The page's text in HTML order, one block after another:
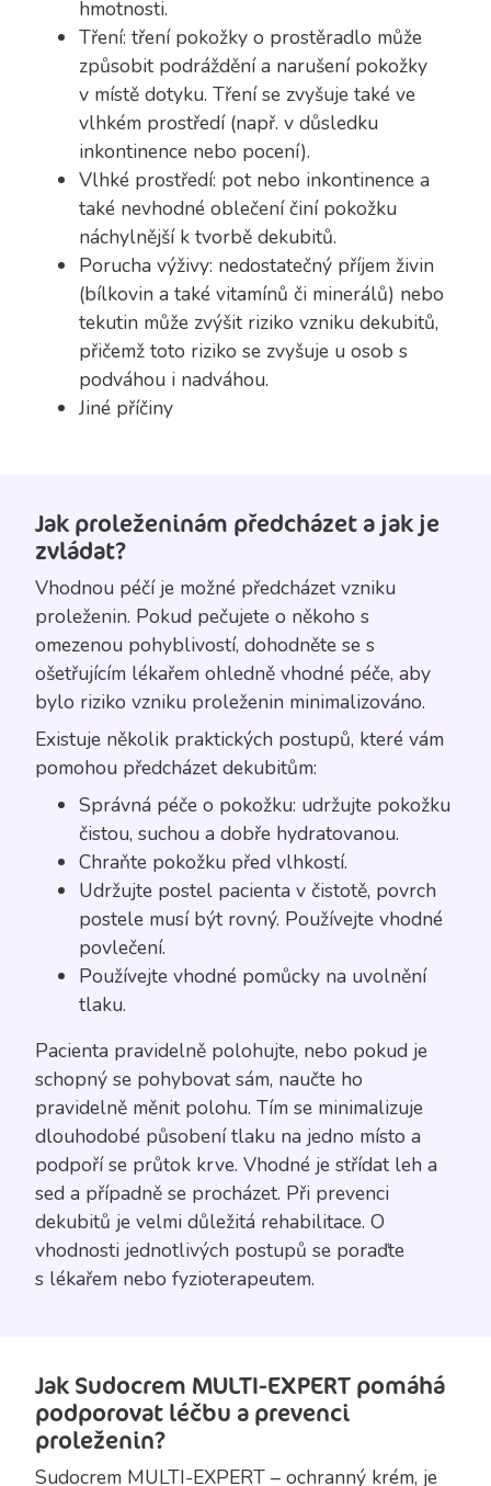
hmotnosti.
Tření: tření pokožky o prostěradlo může
způsobit podráždění a narušení pokožky
v místě dotyku. Tření se zvyšuje také ve
vlhkém prostředí (např. v důsledku
inkontinence nebo pocení).
Vlhké prostředí: pot nebo inkontinence a
také nevhodné oblečení činí pokožku
náchylnější k tvorbě dekubitů.
Porucha výživy: nedostatečný příjem živin
(bílkovin a také vitamínů či minerálů) nebo
tekutin může zvýšit riziko vzniku dekubitů,
přičemž toto riziko se zvyšuje u osob s
podváhou i nadváhou.
Jiné příčiny
Jak proleženinám předcházet a jak je
zvládat?
Vhodnou péčí je možné předcházet vzniku
proleženin. Pokud pečujete o někoho s
omezenou pohyblivostí, dohodněte se s
ošetřujícím lékařem ohledně vhodné péče, aby
bylo riziko vzniku proleženin minimalizováno.
Existuje několik praktických postupů, které vám
pomohou předcházet dekubitům:
Správná péče o pokožku: udržujte pokožku
čistou, suchou a dobře hydratovanou.
Chraňte pokožku před vlhkostí.
Udržujte postel pacienta v čistotě, povrch
postele musí být rovný. Používejte vhodné
povlečení.
Používejte vhodné pomůcky na uvolnění
tlaku.
Pacienta pravidelně polohujte, nebo pokud je
schopný se pohybovat sám, naučte ho
pravidelně měnit polohu. Tím se minimalizuje
dlouhodobé působení tlaku na jedno místo a
podpoří se průtok krve. Vhodné je střídat leh a
sed a případně se procházet. Při prevenci
dekubitů je velmi důležitá rehabilitace. O
vhodnosti jednotlivých postupů se poraďte
s lékařem nebo fyzioterapeutem.
Jak Sudocrem MULTI-EXPERT pomáhá
podporovat léčbu a prevenci
proleženin?
Sudocrem MULTI-EXPERT – ochranný krém, je